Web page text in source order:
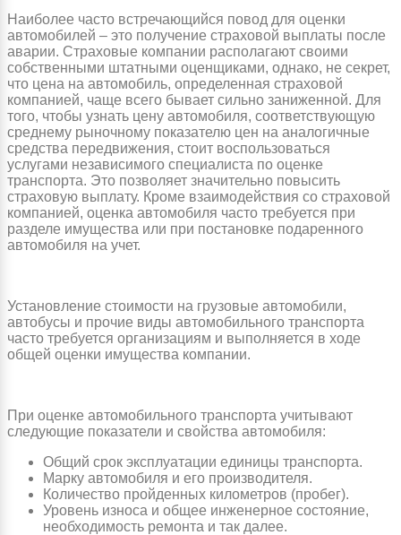
Наиболее часто встречающийся повод для оценки
автомобилей – это получение страховой выплаты после
аварии. Страховые компании располагают своими
собственными штатными оценщиками, однако, не секрет,
что цена на автомобиль, определенная страховой
компанией, чаще всего бывает сильно заниженной. Для
того, чтобы узнать цену автомобиля, соответствующую
среднему рыночному показателю цен на аналогичные
средства передвижения, стоит воспользоваться
услугами независимого специалиста по оценке
транспорта. Это позволяет значительно повысить
страховую выплату. Кроме взаимодействия со страховой
компанией, оценка автомобиля часто требуется при
разделе имущества или при постановке подаренного
автомобиля на учет.
Установление стоимости на грузовые автомобили,
автобусы и прочие виды автомобильного транспорта
часто требуется организациям и выполняется в ходе
общей оценки имущества компании.
При оценке автомобильного транспорта учитывают
следующие показатели и свойства автомобиля:
Общий срок эксплуатации единицы транспорта.
Марку автомобиля и его производителя.
Количество пройденных километров (пробег).
Уровень износа и общее инженерное состояние,
необходимость ремонта и так далее.